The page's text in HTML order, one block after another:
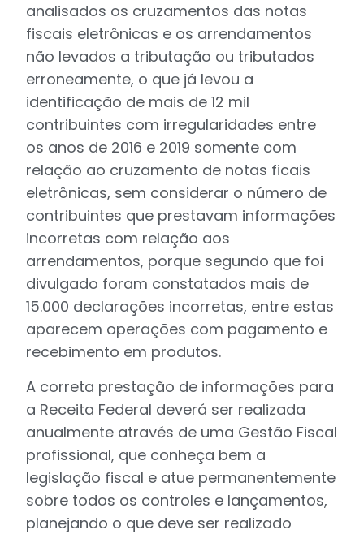
analisados os cruzamentos das notas
fiscais eletrônicas e os arrendamentos
não levados a tributação ou tributados
erroneamente, o que já levou a
identificação de mais de 12 mil
contribuintes com irregularidades entre
os anos de 2016 e 2019 somente com
relação ao cruzamento de notas ficais
eletrônicas, sem considerar o número de
contribuintes que prestavam informações
incorretas com relação aos
arrendamentos, porque segundo que foi
divulgado foram constatados mais de
15.000 declarações incorretas, entre estas
aparecem operações com pagamento e
recebimento em produtos.
A correta prestação de informações para
a Receita Federal deverá ser realizada
anualmente através de uma Gestão Fiscal
profissional, que conheça bem a
legislação fiscal e atue permanentemente
sobre todos os controles e lançamentos,
planejando o que deve ser realizado